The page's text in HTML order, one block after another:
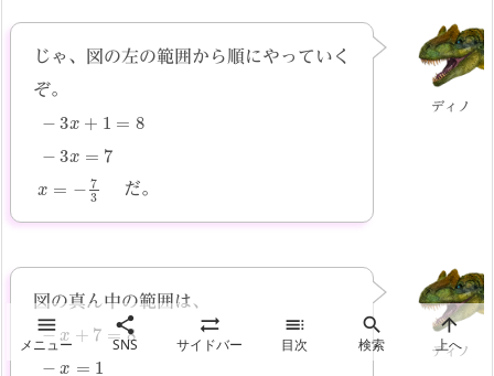
ディノ
じゃ、図の左の範囲から順にやっていく
ぞ。
3 =
3
7
7 だ。
ディノ
図の真ん中の範囲は、
− 7=
8

メニュー

SNS

サイドバー

目次

検索

上へ